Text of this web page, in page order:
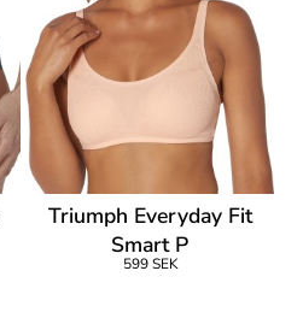
Triumph Everyday Fit
Smart P
599 SEK